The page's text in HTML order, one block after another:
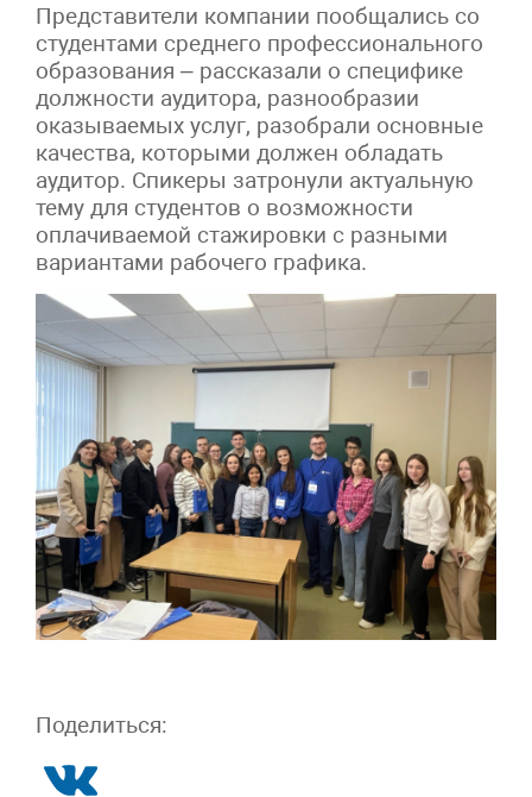
Представители компании пообщались со
студентами среднего профессионального
образования – рассказали о специфике
должности аудитора, разнообразии
оказываемых услуг, разобрали основные
качества, которыми должен обладать
аудитор. Спикеры затронули актуальную
тему для студентов о возможности
оплачиваемой стажировки с разными
вариантами рабочего графика.
Поделиться: